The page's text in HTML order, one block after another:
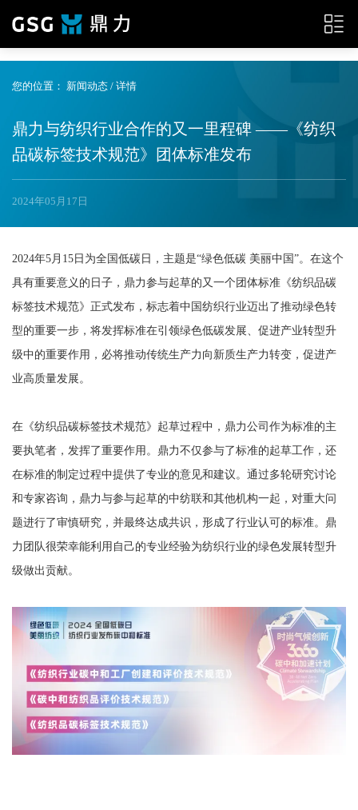
您的位置： 新闻动态 / 详情
鼎力与纺织行业合作的又一里程碑 ——《纺织
品碳标签技术规范》团体标准发布
2024年05月17日
2024年5月15日为全国低碳日，主题是“绿色低碳 美丽中国”。在这个
具有重要意义的日子，鼎力参与起草的又一个团体标准《纺织品碳
标签技术规范》正式发布，标志着中国纺织行业迈出了推动绿色转
型的重要一步，将发挥标准在引领绿色低碳发展、促进产业转型升
级中的重要作用，必将推动传统生产力向新质生产力转变，促进产
业高质量发展。
在《纺织品碳标签技术规范》起草过程中，鼎力公司作为标准的主
要执笔者，发挥了重要作用。鼎力不仅参与了标准的起草工作，还
在标准的制定过程中提供了专业的意见和建议。通过多轮研究讨论
和专家咨询，鼎力与参与起草的中纺联和其他机构一起，对重大问
题进行了审慎研究，并最终达成共识，形成了行业认可的标准。鼎
力团队很荣幸能利用自己的专业经验为纺织行业的绿色发展转型升
级做出贡献。